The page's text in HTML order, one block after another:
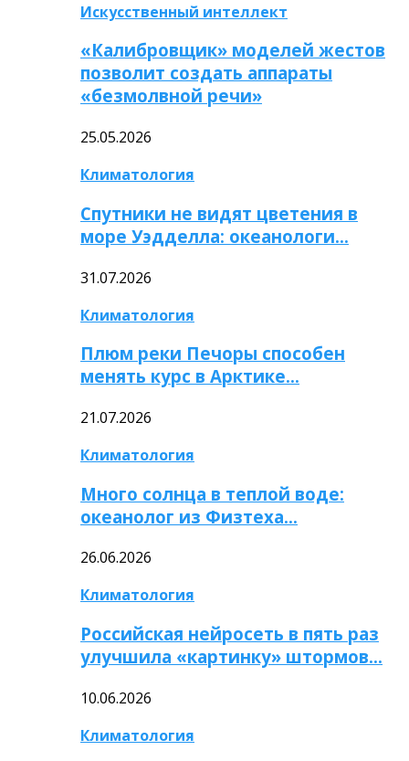
Искусственный интеллект
«Калибровщик» моделей жестов
позволит создать аппараты
«безмолвной речи»
25.05.2026
Климатология
Спутники не видят цветения в
море Уэдделла: океанологи…
31.07.2026
Климатология
Плюм реки Печоры способен
менять курс в Арктике…
21.07.2026
Климатология
Много солнца в теплой воде:
океанолог из Физтеха…
26.06.2026
Климатология
Российская нейросеть в пять раз
улучшила «картинку» штормов…
10.06.2026
Климатология